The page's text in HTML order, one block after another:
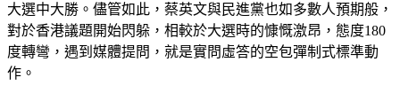
大選中大勝。儘管如此，蔡英文與民進黨也如多數人預期般，
對於香港議題開始閃躲，相較於大選時的慷慨激昂，態度180
度轉彎，遇到媒體提問，就是實問虛答的空包彈制式標準動
作。